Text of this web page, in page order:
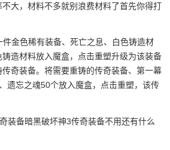
大，材料不多就别浪费材料了首先你得打
金色稀有装备、死亡之息、白色铸造材
造材料放入魔盒，点击重塑升级为该装备
奇装备。将需要重铸的传奇装备、第一幕
遗忘之魂50个放入魔盒，点击重塑，该传
装备暗黑破坏神3传奇装备不用还有什么